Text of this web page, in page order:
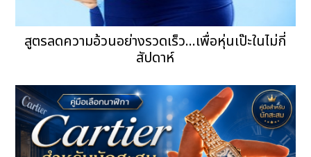
สูตรลดความอ้วนอย่างรวดเร็ว...เพื่อหุ่นเป๊ะในไม่กี่
สัปดาห์